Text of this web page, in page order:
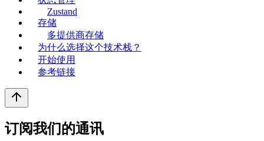
Zustand
存储
多提供商存储
为什么选择这个技术栈？
开始使用
参考链接
订阅我们的通讯